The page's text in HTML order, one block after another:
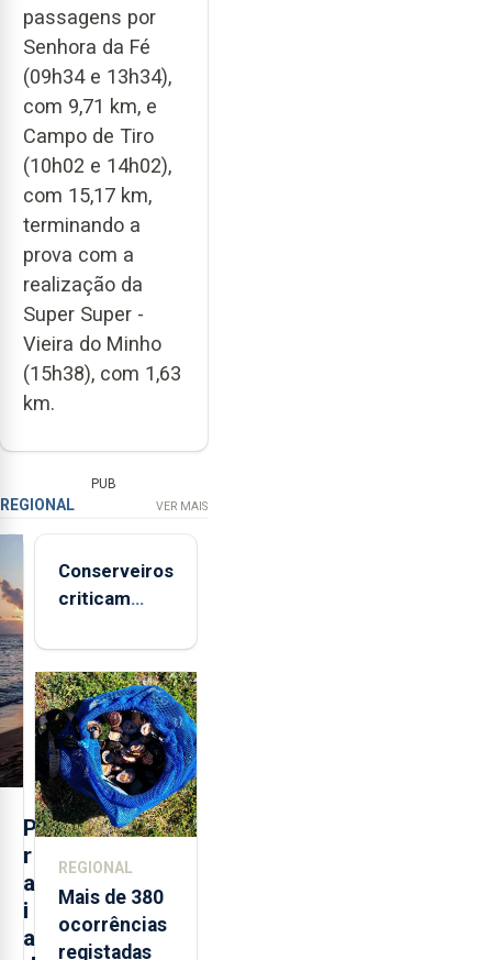
passagens por
Senhora da Fé
(09h34 e 13h34),
com 9,71 km, e
Campo de Tiro
(10h02 e 14h02),
com 15,17 km,
terminando a
prova com a
realização da
Super Super -
Vieira do Minho
(15h38), com 1,63
km.
PUB
REGIONAL VER MAIS
P
r
a
i
a
Conserveiros
criticam
brancas com
selo Marca
Açores
REGIONAL
Mais de 380
ocorrências
registadas